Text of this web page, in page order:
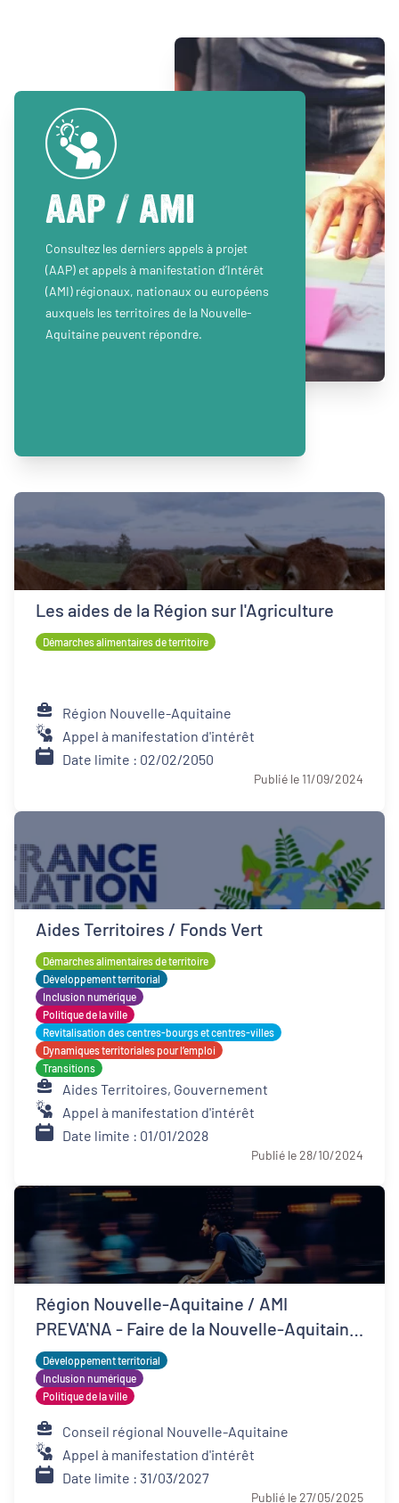
AAP / AMI
Consultez les derniers appels à projet
(AAP) et appels à manifestation d’Intérêt
(AMI) régionaux, nationaux ou européens
auxquels les territoires de la Nouvelle-
Aquitaine peuvent répondre.
Les aides de la Région sur l'Agriculture
Démarches alimentaires de territoire
Région Nouvelle-Aquitaine
Appel à manifestation d'intérêt
Date limite : 02/02/2050
Publié le 11/09/2024
Aides Territoires / Fonds Vert
Démarches alimentaires de territoire
Développement territorial
Inclusion numérique
Politique de la ville
Revitalisation des centres-bourgs et centres-villes
Dynamiques territoriales pour l’emploi
Transitions
Aides Territoires, Gouvernement
Appel à manifestation d'intérêt
Date limite : 01/01/2028
Publié le 28/10/2024
Région Nouvelle-Aquitaine / AMI
PREVA'NA - Faire de la Nouvelle-Aquitaine
un territoire de bonne santé
Développement territorial
Inclusion numérique
Politique de la ville
Conseil régional Nouvelle-Aquitaine
Appel à manifestation d'intérêt
Date limite : 31/03/2027
Publié le 27/05/2025